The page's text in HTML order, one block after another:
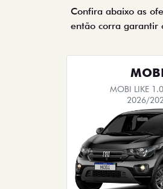
Confira abaixo as
então corra garantir
MOBI LIKE
2026/